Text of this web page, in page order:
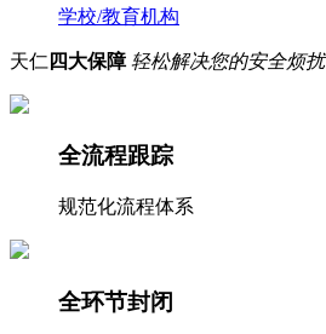
学校/教育机构
天仁 四大保障 轻松解决您的安全烦扰
全流程跟踪
规范化流程体系
全环节封闭